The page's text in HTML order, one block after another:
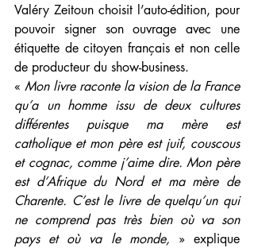
Valéry Zeitoun choisit l’auto-édition, pour
pouvoir signer son ouvrage avec une
étiquette de citoyen français et non celle
de producteur du show-business.
« Mon livre raconte la vision de la France
qu’a un homme issu de deux cultures
différentes puisque ma mère est
catholique et mon père est juif, couscous
et cognac, comme j’aime dire. Mon père
est d’Afrique du Nord et ma mère de
Charente. C’est le livre de quelqu’un qui
ne comprend pas très bien où va son
pays et où va le monde, » explique